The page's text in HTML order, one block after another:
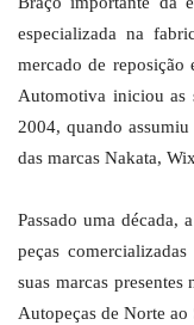
especializada na
mercado de reposição
Automotiva iniciou as
2004, quando
das marcas Nakata,
Passado uma década,
peças
suas marcas
Autopeças de Norte